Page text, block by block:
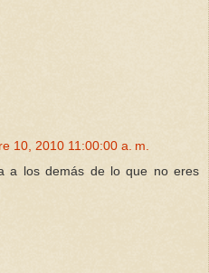
10, 2010 11:00:00 a. m.
a los demás de lo que no eres